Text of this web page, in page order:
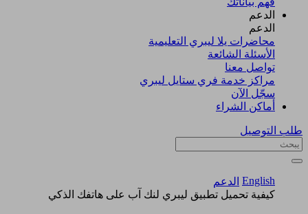
الدعم
الدعم
محاضرات يلا ليبري التعليمية
الأسئلة الشائعة
تواصل معنا
مراكز خدمة فري ستايل ليبري
سجّل الآن​
أماكن الشراء
طلب التوصيل
English الدعم
كيفية تحميل تطبيق ليبري لنك آب على هاتفك الذكي